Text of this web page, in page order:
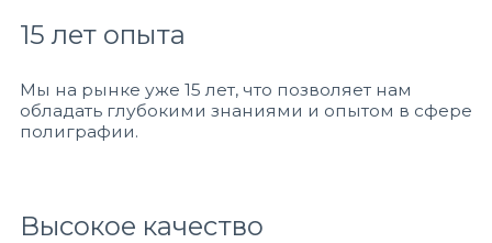
15 лет опыта
Мы на рынке уже 15 лет, что позволяет нам
обладать глубокими знаниями и опытом в сфере
полиграфии.
Высокое качество